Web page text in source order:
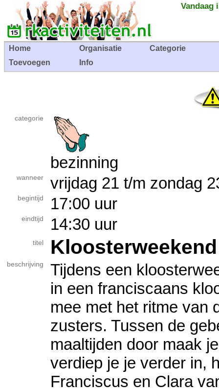
Vandaag
Home Organisatie
Categorie
Toevoegen
Info
categorie
bezinning
wanneer vrijdag 21 t/m zondag
begintijd 17:00 uur
eindtijd 14:30 uur
titel
beschrijving
Tijdens een
in een franciscaans
mee met het ritme van
zusters. Tussen de
maaltijden door maak
verdiep je je verder in,
Franciscus en Clara